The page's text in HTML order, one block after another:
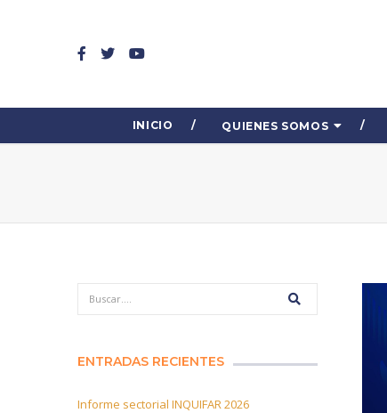
INICIO QUIENES SOMOS
ENTRADAS RECIENTES
Informe sectorial INQUIFAR 2026